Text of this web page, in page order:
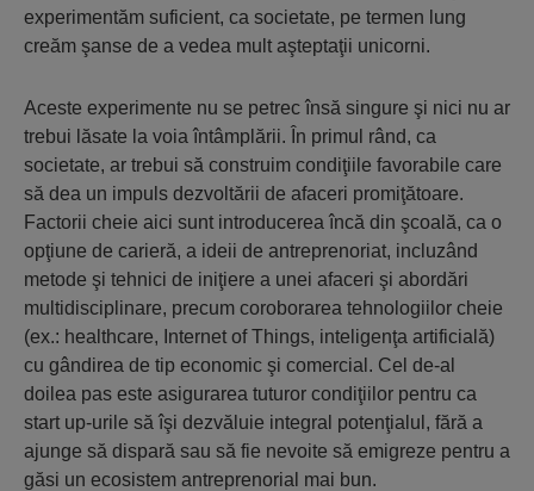
experimentăm suficient, ca societate, pe termen lung
creăm şanse de a vedea mult aşteptaţii unicorni.
Aceste experimente nu se petrec însă singure şi nici nu ar
trebui lăsate la voia întâmplării. În primul rând, ca
societate, ar trebui să construim condiţiile favorabile care
să dea un impuls dezvoltării de afaceri promiţătoare.
Factorii cheie aici sunt introducerea încă din şcoală, ca o
opţiune de carieră, a ideii de antreprenoriat, incluzând
metode şi tehnici de iniţiere a unei afaceri şi abordări
multidisciplinare, precum coroborarea tehnologiilor cheie
(ex.: healthcare, Internet of Things, inteligenţa artificială)
cu gândirea de tip economic şi comercial. Cel de-al
doilea pas este asigurarea tuturor condiţiilor pentru ca
start up-urile să îşi dezvăluie integral potenţialul, fără a
ajunge să dispară sau să fie nevoite să emigreze pentru a
găsi un ecosistem antreprenorial mai bun.